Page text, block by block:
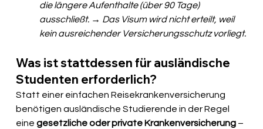
die längere Aufenthalte (über 90 Tage)
ausschließt. → Das Visum wird nicht erteilt, weil
kein ausreichender Versicherungsschutz vorliegt.
Was ist stattdessen für ausländische
Studenten erforderlich?
Statt einer einfachen Reisekrankenversicherung
benötigen ausländische Studierende in der Regel
eine gesetzliche oder private Krankenversicherung –